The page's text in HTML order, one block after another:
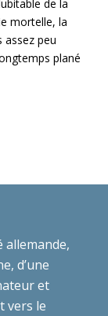
de la
mortelle, la
assez peu
plané
allemande,
d’une
et
vers le